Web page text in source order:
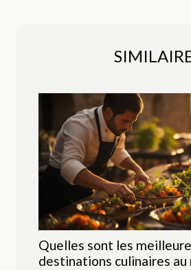
Quelles sont les
destinations culinaires au